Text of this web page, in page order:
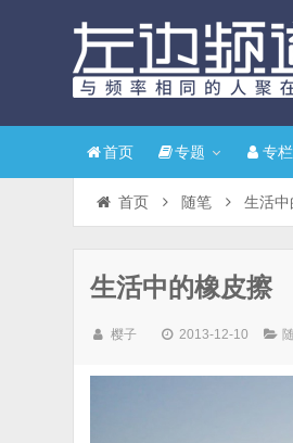
首页 专题 专栏
首页 随笔 生活中
生活中的橡皮擦
樱子 2013-12-10